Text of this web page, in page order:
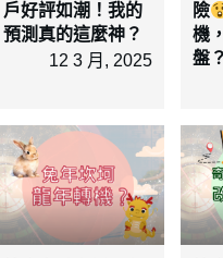
戶好評如潮！我的
預測真的這麼神？
12 3 月, 2025
險
機
盤？